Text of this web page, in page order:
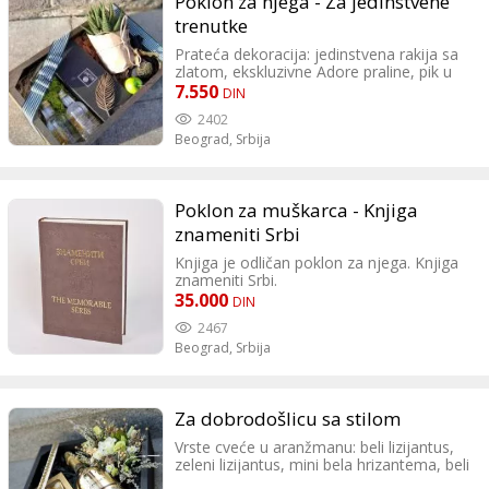
trenutke
Prateća dekoracija: jedinstvena rakija sa
zlatom, ekskluzivne Adore praline, pik u
obliku pera, čuvarkuća, drvena
dekorativna mašna.
Savršen poklon sačinjen od rakije sa
njegov rodjendan. Budite drugačiji i
jedinstveni u odabiru poklona!
7.550 DIN
2402
Beograd, Srbija
Poklon za muškarca - Knjiga
znameniti Srbi
Knjiga je odličan poklon za njega. Knjiga
znameniti Srbi.
35.000 DIN
2467
Beograd, Srbija
Za dobrodošlicu sa stilom
Vrste cveće u aranžmanu: beli lizijantus,
zeleni lizijantus, mini bela hrizantema, beli